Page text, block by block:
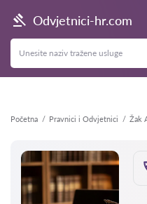
Odvjetnici-hr.com
Početna Pravnici i Odvjetnici Žak
Natrag